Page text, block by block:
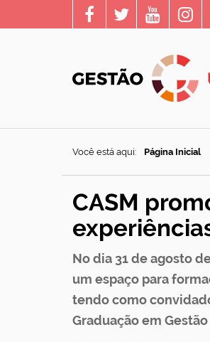
Você está aqui: Página Inicial
CASM
No dia 31 de agosto
um espaço para
tendo como
Graduação em Gestão